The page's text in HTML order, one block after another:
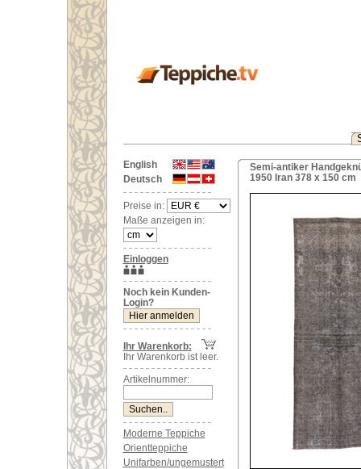
English
Deutsch
Preise in:
Maße anzeigen in:
Einloggen
Noch kein Kunden-
Login?
Ihr Warenkorb:
Ihr Warenkorb ist leer.
Artikelnummer:
Moderne Teppiche
Orientteppiche
Unifarben/ungemustert
Semi-antiker
1950 Iran 378 x 150 cm